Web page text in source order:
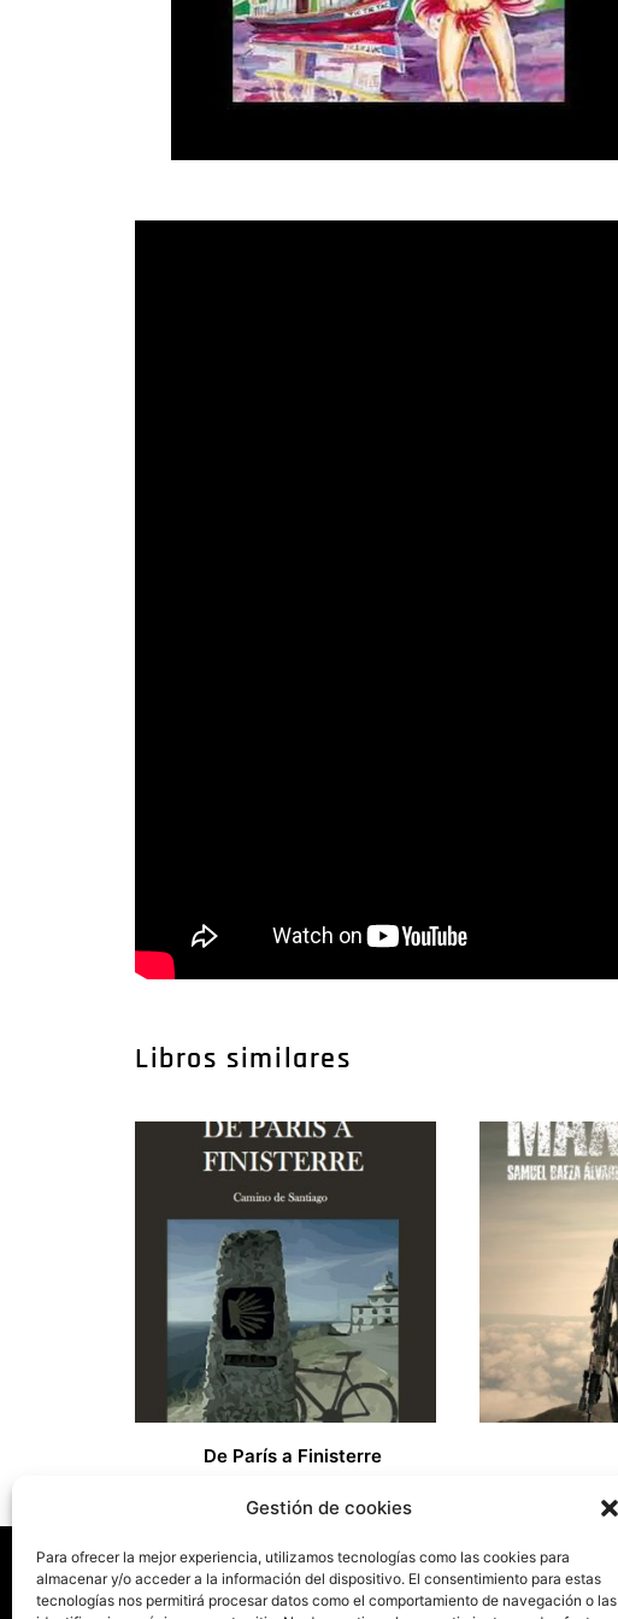
Gestión de cookies
Para ofrecer la mejor experiencia, utilizamos tecnologías como las cookies para
almacenar y/o acceder a la información del dispositivo. El consentimiento para estas
tecnologías nos permitirá procesar datos como el comportamiento de navegación o las
Libros similares
De París a Finisterre